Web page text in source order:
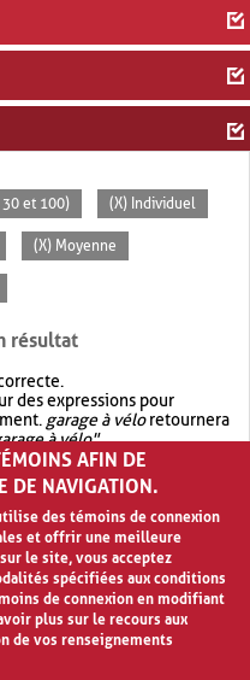
et 100) (X) Individuel
(X) Moyenne
résultat
des expressions pour
garage à véloretournera
à vélo".
avec OR.garage OR vélo
quegarage à vélo
AFIN DE
DE NAVIGATION.
des témoins de connexion
et offrir une meilleure
le site, vous acceptez
spécifiées aux conditions
de connexion en modifiant
plus sur le recours aux
de vos renseignements